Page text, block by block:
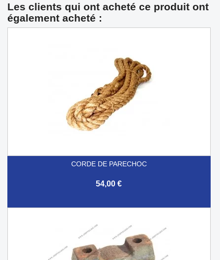
Les clients qui ont acheté ce produit ont
également acheté :
CORDE DE PARECHOC
54,00 €